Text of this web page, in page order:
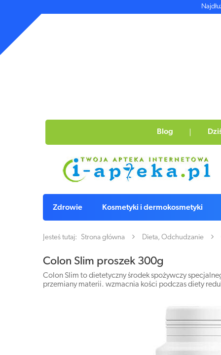
Blog
Zdrowie Kosmetyki i dermokosmetyki
Jesteś tutaj: Strona główna Dieta, Odchudzanie
Colon Slim proszek 300g
Colon Slim to dietetyczny środek spożywczy
przemiany materii. wzmacnia kości podczas diety